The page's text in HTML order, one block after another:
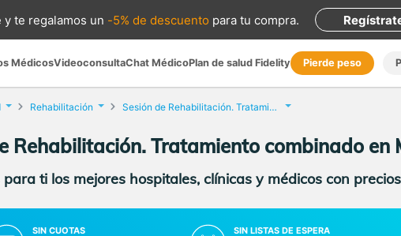
yte regalamos un -5% de descuento para tu compra.
MédicosVideoconsultaChat MédicoPlan de salud Fidelity Pierde peso
Rehabilitación Sesión de Rehabilitación. Tratamiento combinado
Rehabilitación. Tratamiento combinado en
para ti los mejores hospitales, clínicas y médicos con
SIN CUOTAS
SIN LISTAS DE ESPERA